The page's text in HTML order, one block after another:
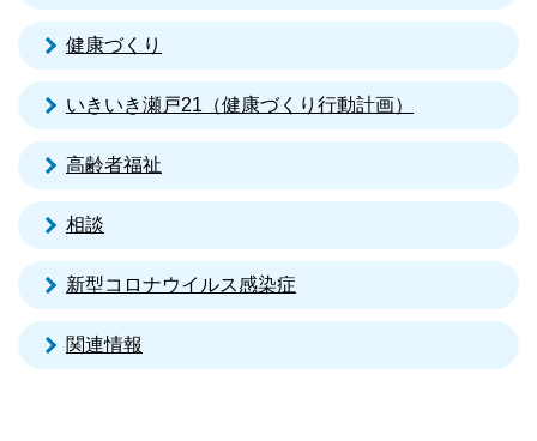
健康づくり
いきいき瀬戸21（健康づくり行動計画）
高齢者福祉
相談
新型コロナウイルス感染症
関連情報